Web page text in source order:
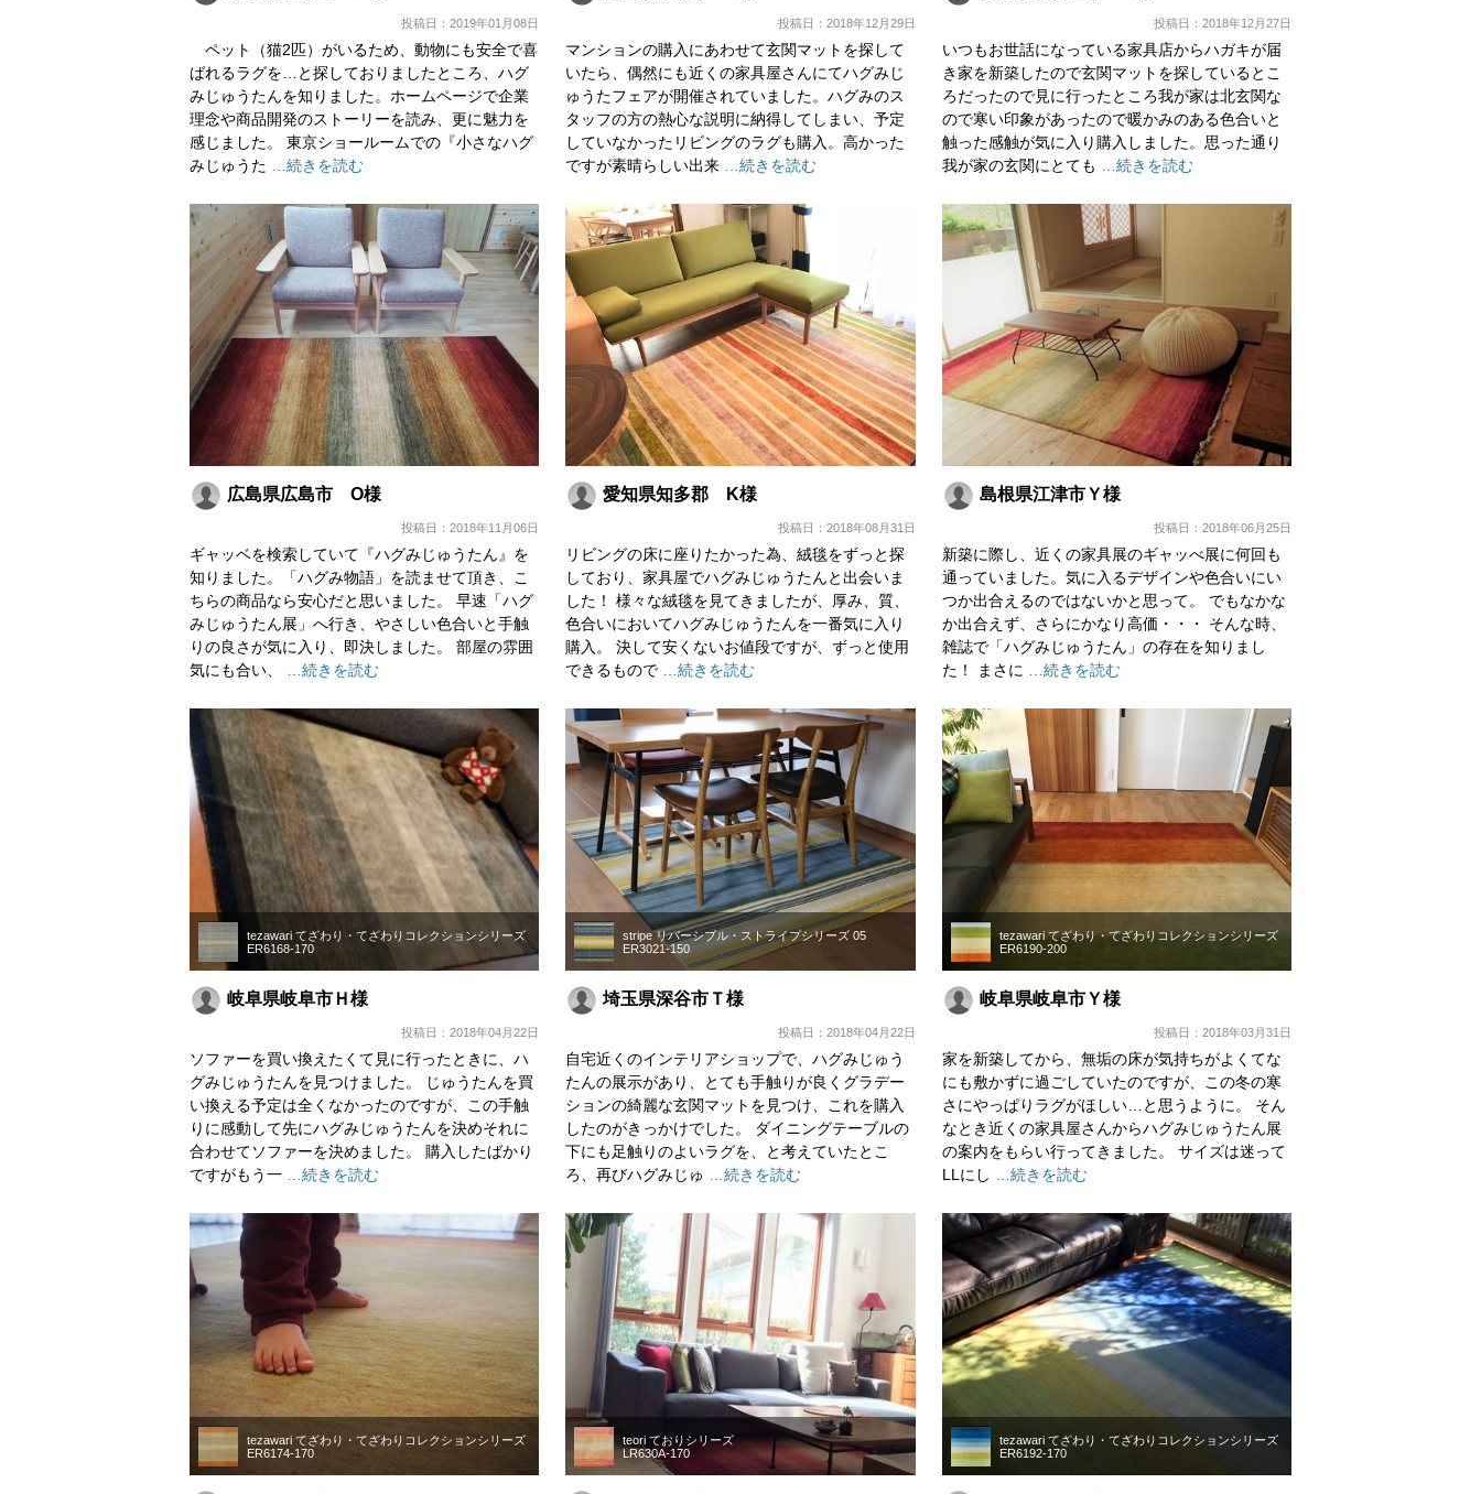
投稿日：2019年01月08日
ペット（猫2匹）がいるため、動物にも安全で喜
ばれるラグを…と探しておりましたところ、ハグ
みじゅうたんを知りました。ホームページで企業
理念や商品開発のストーリーを読み、更に魅力を
感じました。 東京ショールームでの『小さなハグ
みじゅうた
…続きを読む
投稿日：2018年12月29日
マンションの購入にあわせて玄関マットを探して
いたら、偶然にも近くの家具屋さんにてハグみじ
ゅうたフェアが開催されていました。ハグみのス
タッフの方の熱心な説明に納得してしまい、予定
していなかったリビングのラグも購入。高かった
ですが素晴らしい出来
…続きを読む
投稿日：2018年12月27日
いつもお世話になっている家具店からハガキが届
き家を新築したので玄関マットを探しているとこ
ろだったので見に行ったところ我が家は北玄関な
ので寒い印象があったので暖かみのある色合いと
触った感触が気に入り購入しました。思った通り
我が家の玄関にとても
…続きを読む
広島県広島市 O様
投稿日：2018年11月06日
ギャッベを検索していて『ハグみじゅうたん』を
知りました。「ハグみ物語」を読ませて頂き、こ
ちらの商品なら安心だと思いました。 早速「ハグ
みじゅうたん展」へ行き、やさしい色合いと手触
りの良さが気に入り、即決しました。 部屋の雰囲
気にも合い、
…続きを読む
愛知県知多郡 K様
投稿日：2018年08月31日
リビングの床に座りたかった為、絨毯をずっと探
しており、家具屋でハグみじゅうたんと出会いま
した！ 様々な絨毯を見てきましたが、厚み、質、
色合いにおいてハグみじゅうたんを一番気に入り
購入。 決して安くないお値段ですが、ずっと使用
できるもので
…続きを読む
島根県江津市Ｙ様
投稿日：2018年06月25日
新築に際し、近くの家具展のギャッべ展に何回も
通っていました。気に入るデザインや色合いにい
つか出合えるのではないかと思って。 でもなかな
か出合えず、さらにかなり高価・・・ そんな時、
雑誌で「ハグみじゅうたん」の存在を知りまし
た！ まさに
…続きを読む
tezawari てざわり・てざわりコレクションシリーズ
ER6168-170
岐阜県岐阜市Ｈ様
投稿日：2018年04月22日
ソファーを買い換えたくて見に行ったときに、ハ
グみじゅうたんを見つけました。 じゅうたんを買
い換える予定は全くなかったのですが、この手触
りに感動して先にハグみじゅうたんを決めそれに
合わせてソファーを決めました。 購入したばかり
ですがもう一
…続きを読む
stripe リバーシブル・ストライプシリーズ 05
ER3021-150
埼玉県深谷市Ｔ様
投稿日：2018年04月22日
自宅近くのインテリアショップで、ハグみじゅう
たんの展示があり、とても手触りが良くグラデー
ションの綺麗な玄関マットを見つけ、これを購入
したのがきっかけでした。 ダイニングテーブルの
下にも足触りのよいラグを、と考えていたとこ
ろ、再びハグみじゅ
…続きを読む
tezawari てざわり・てざわりコレクションシリーズ
ER6190-200
岐阜県岐阜市Ｙ様
投稿日：2018年03月31日
家を新築してから、無垢の床が気持ちがよくてな
にも敷かずに過ごしていたのですが、この冬の寒
さにやっぱりラグがほしい…と思うように。 そん
なとき近くの家具屋さんからハグみじゅうたん展
の案内をもらい行ってきました。 サイズは迷って
LLにし
…続きを読む
tezawari てざわり・てざわりコレクションシリーズ
ER6174-170
teori ておりシリーズ
LR630A-170
tezawari てざわり・てざわりコレクションシリーズ
ER6192-170